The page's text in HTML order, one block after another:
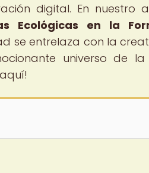
digital. En nuestro
Ecológicas en la
se entrelaza con la
universo de la